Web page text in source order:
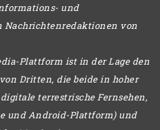
und
Nachrichtenredaktionen von
Plattform ist in der Lage den
Dritten, die beide in hoher
terrestrische Fernsehen,
und Android-Plattform) und